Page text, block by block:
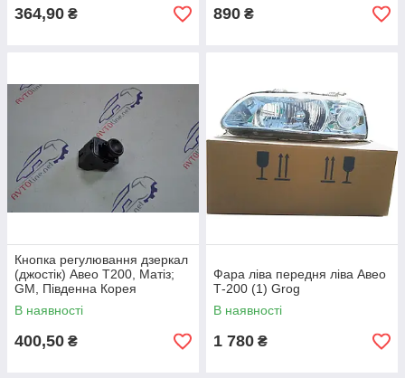
364,90 ₴ 890 ₴
Кнопка регулювання дзеркал
(джостік) Авео Т200, Матіз;
GM, Південна Корея
В наявності
400,50 ₴
Фара ліва передня ліва Авео
Т-200 (1) Grog
В наявності
1 780 ₴